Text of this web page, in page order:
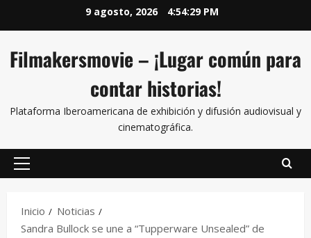
9 agosto, 2026 4:54:30 PM
Filmakersmovie – ¡Lugar común para
contar historias!
Plataforma Iberoamericana de exhibición y difusión audiovisual y
cinematográfica.
Inicio
Noticias
Sandra Bullock se une a “Tupperware Unsealed” de